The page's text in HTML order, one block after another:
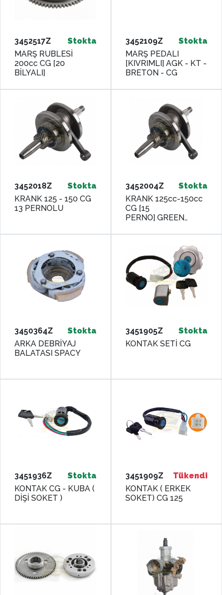
3452517Z
Stokta
MARŞ RUBLESİ
200cc CG [20
BİLYALI]
3452109Z
Stokta
MARŞ PEDALI
[KIVRIMLI] AGK - KT -
BRETON - CG
3452018Z
Stokta
KRANK 125 - 150 CG
13 PERNOLU
3452004Z
Stokta
KRANK 125cc-150cc
CG [15
PERNO] GREEN
3450364Z
Stokta
ARKA DEBRİYAJ
BALATASI SPACY
3451905Z
Stokta
KONTAK SETİ CG
3451936Z
Stokta
KONTAK CG - KUBA (
DİŞİ SOKET )
3451909Z
Tükendi
KONTAK ( ERKEK
SOKET) CG 125